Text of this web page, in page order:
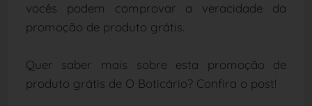
vocês podem comprovar a veracidade da
promoção de produto grátis.
Quer saber mais sobre esta promoção de
produto grátis de O Boticário? Confira o post!